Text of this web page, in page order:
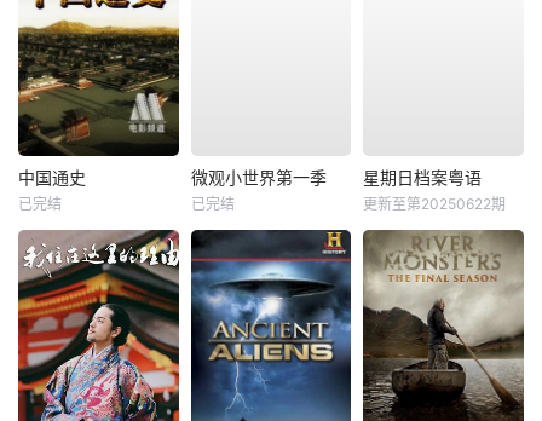
中国通史
已完结
微观小世界第一季
已完结
星期日档案粤语
更新至第20250622期